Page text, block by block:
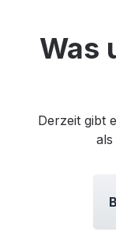
Was
Derzeit gibt